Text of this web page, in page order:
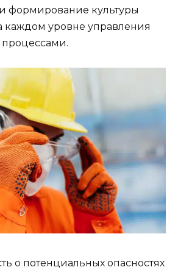
формирование культуры
каждом уровне управления
о потенциальных опасностях